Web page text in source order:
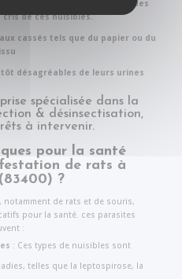
des déplacements, des
de ces nuisibles.
cassés tels que du papier ou du
désagréables de leurs urines
spécialisée dans la
& désinsectisation,
êts à intervenir.
pour la santé
de rats à
?
de rats et de souris,
pour la santé. ces parasites
:
: Ces types de nuisibles sont
telles que la leptospirose, la